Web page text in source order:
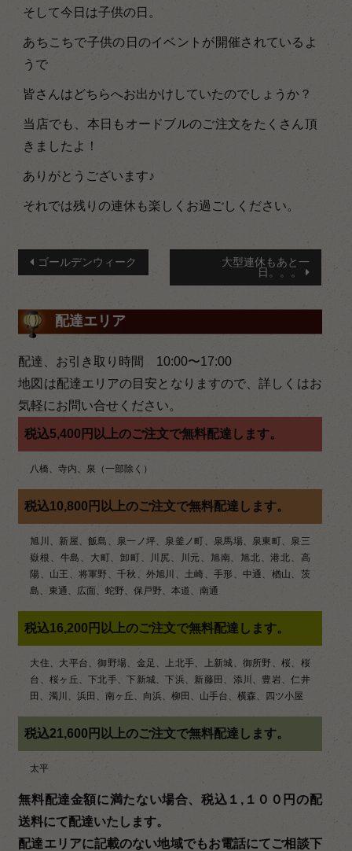
そして今日は子供の日。
あちこちで子供の日のイベントが開催されているよ
うで
皆さんはどちらへお出かけしていたのでしょうか？
当店でも、本日もオードブルのご注文をたくさん頂
きましたよ！
ありがとうございます♪
それでは残りの連休も楽しくお過ごしください。
投
ナ
ビ
ゲ
ー
シ
ョ
ン
ゴールデンウィーク
大型連休もあと一
日。。。
配達エリア
配達、お引き取り時間 10:00〜17:00
地図は配達エリアの目安となりますので、詳しくはお
気軽にお問い合せください。
税込5,400円以上のご注文で無料配達します。
八橋、寺内、泉（一部除く）
税込10,800円以上のご注文で無料配達します。
旭川、新屋、飯島、泉一ノ坪、泉釜ノ町、泉馬場、泉東町、泉三
嶽根、牛島、大町、卸町、川尻、川元、旭南、旭北、港北、高
陽、山王、将軍野、千秋、外旭川、土崎、手形、中通、楢山、茨
島、東通、広面、蛇野、保戸野、本道、南通
税込16,200円以上のご注文で無料配達します。
大住、大平台、御野場、金足、上北手、上新城、御所野、桜、桜
台、桜ヶ丘、下北手、下新城、下浜、新藤田、添川、豊岩、仁井
田、濁川、浜田、南ヶ丘、向浜、柳田、山手台、横森、四ツ小屋
税込21,600円以上のご注文で無料配達します。
太平
無料配達金額に満たない場合、税込１,１００円の配
送料にて配達いたします。
配達エリアに記載のない地域でもお電話にてご相談下